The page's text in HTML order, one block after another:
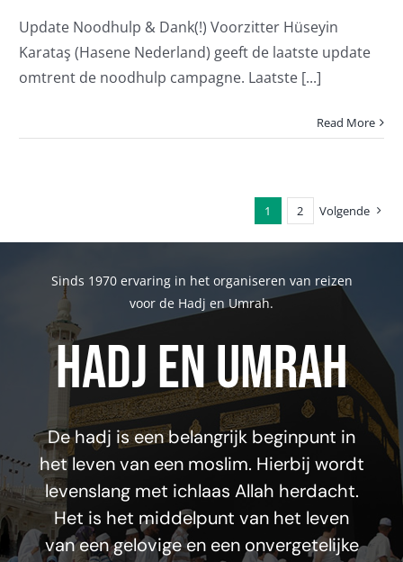
Update Noodhulp & Dank(!) Voorzitter Hüseyin
Karataş (Hasene Nederland) geeft de laatste update
omtrent de noodhulp campagne. Laatste [...]
Read More
1 2 Volgende
Sinds 1970 ervaring in het organiseren van reizen
voor de Hadj en Umrah.
Hadj en Umrah
De hadj is een belangrijk beginpunt in
het leven van een moslim. Hierbij wordt
levenslang met ichlaas Allah herdacht.
Het is het middelpunt van het leven
van een gelovige en een onvergetelijke